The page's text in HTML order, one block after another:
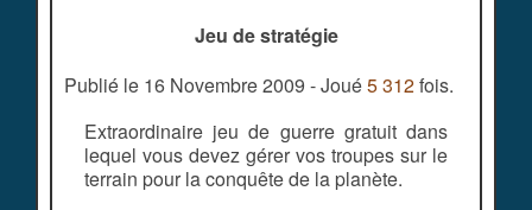
Jeu de stratégie
Publié le 16 Novembre 2009 - Joué5 312fois.
Extraordinaire jeu de guerre gratuit dans
lequel vous devez gérer vos troupes sur le
terrain pour la conquête de la planète.